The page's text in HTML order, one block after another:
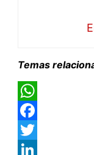
Temas
WhatsApp
Facebook
Twitter